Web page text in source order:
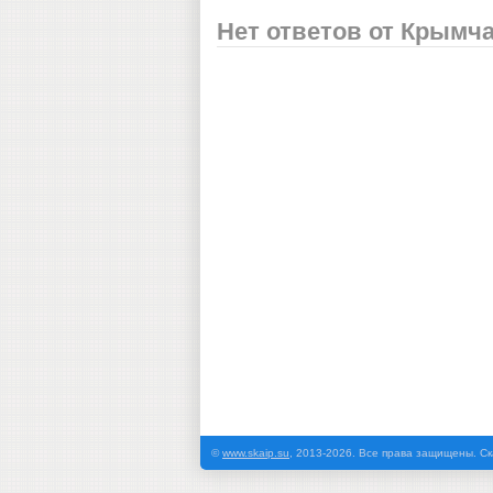
Нет ответов от
©www.skaip.su , 2013-2026. Все права защищены.